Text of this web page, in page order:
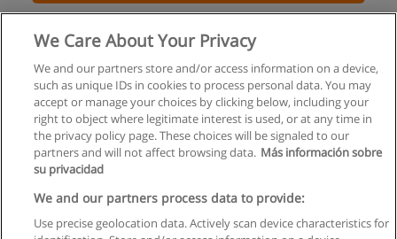
Курс Танго
+ информация по E-mail
Правила пользования
Конфиденциальность информации
We Care About Your Privacy
We and our partners store and/or access information on a device,
such as unique IDs in cookies to process personal data. You may
accept or manage your choices by clicking below, including your
right to object where legitimate interest is used, or at any time in
the privacy policy page. These choices will be signaled to our
partners and will not affect browsing data. Más información sobre
su privacidad
We and our partners process data to provide:
Use precise geolocation data. Actively scan device characteristics for